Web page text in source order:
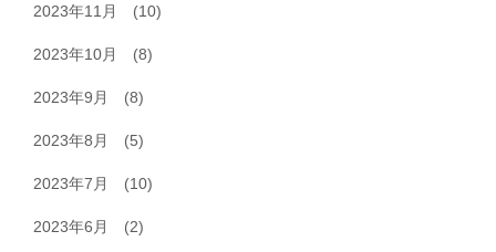
2023年11月 (10)
2023年10月 (8)
2023年9月 (8)
2023年8月 (5)
2023年7月 (10)
2023年6月 (2)